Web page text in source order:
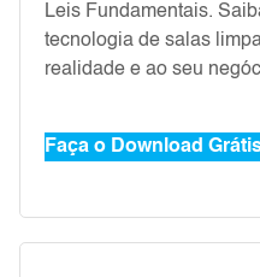
Leis Fundamentais.
tecnologia de salas
realidade e ao seu
Faça o Download